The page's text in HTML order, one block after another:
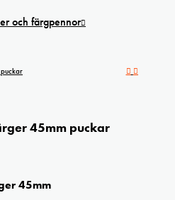
och färgpennor
45mm puckar
45mm